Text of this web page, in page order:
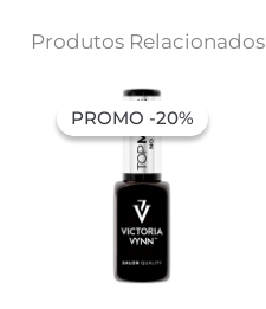
Produtos Relacionados
PROMO -20%
PROMO -20%
preço
original
O
preço
atual
5,53 €.